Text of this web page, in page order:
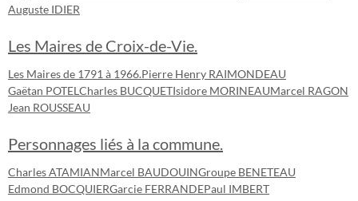
Auguste IDIER
Les Maires de Croix-de-Vie.
Les Maires de 1791 à 1966.Pierre Henry RAIMONDEAU
Gaëtan POTEL Charles BUCQUETIsidore MORINEAUMarcel RAGON
Jean ROUSSEAU
Personnages liés à la commune.
Charles ATAMIANMarcel BAUDOUINGroupe BENETEAU
Edmond BOCQUIERGarcie FERRANDEPaul IMBERT